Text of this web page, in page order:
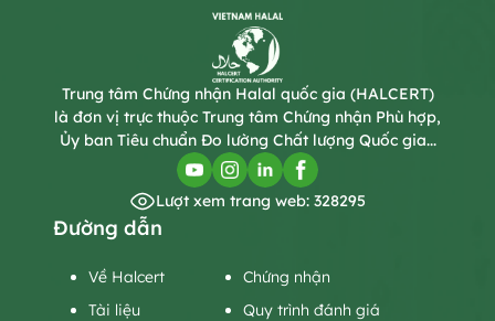
Trung tâm Chứng nhận Halal quốc gia (HALCERT)
là đơn vị trực thuộc Trung tâm Chứng nhận Phù hợp,
Ủy ban Tiêu chuẩn Đo lường Chất lượng Quốc gia...
Lượt xem trang web: 328295
Đường dẫn
Về Halcert
Chứng nhận
Tài liệu
Quy trình đánh giá